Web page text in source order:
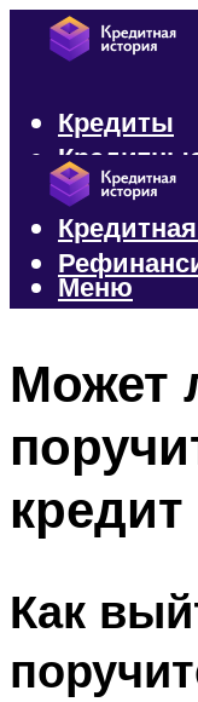
Кредиты
Меню
Может
Как